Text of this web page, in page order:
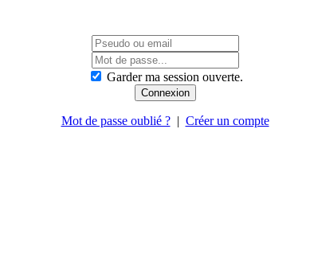
Garder ma session ouverte.
Mot de passe oublié ?| Créer un compte